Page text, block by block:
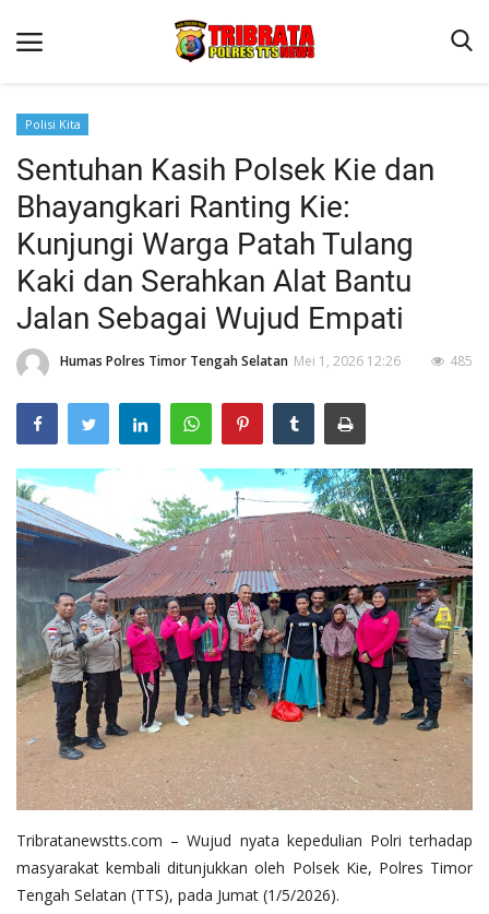
Beranda
Terms & Conditions
Reskrim
Binkam
Lantas
Giat Ops
Polisi Kita
Jurnal Kamtibmas
Polisi Kita
Sentuhan Kasih Polsek Kie dan
Bhayangkari Ranting Kie:
Kunjungi Warga Patah Tulang
Kaki dan Serahkan Alat Bantu
Jalan Sebagai Wujud Empati
Humas Polres Timor Tengah Selatan Mei 1, 2026 12:26 485
Tribratanewstts.com – Wujud nyata kepedulian Polri terhadap
masyarakat kembali ditunjukkan oleh Polsek Kie, Polres Timor
Tengah Selatan (TTS), pada Jumat (1/5/2026).